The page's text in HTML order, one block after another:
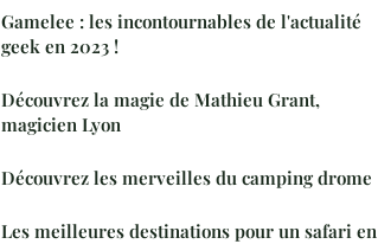
Gamelee : les incontournables de l'actualité
geek en 2023 !
Découvrez la magie de Mathieu Grant,
magicien Lyon
Découvrez les merveilles du camping drome
Les meilleures destinations pour un safari en